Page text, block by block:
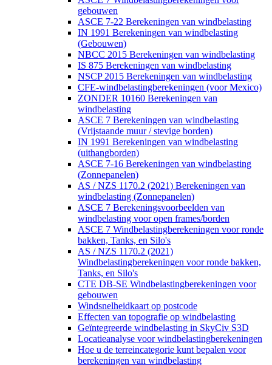
gebouwen
ASCE 7-22 Berekeningen van windbelasting
IN 1991 Berekeningen van windbelasting
(Gebouwen)
NBCC 2015 Berekeningen van windbelasting
IS 875 Berekeningen van windbelasting
NSCP 2015 Berekeningen van windbelasting
CFE-windbelastingberekeningen (voor Mexico)
ZONDER 10160 Berekeningen van
windbelasting
ASCE 7 Berekeningen van windbelasting
(Vrijstaande muur / stevige borden)
IN 1991 Berekeningen van windbelasting
(uithangborden)
ASCE 7-16 Berekeningen van windbelasting
(Zonnepanelen)
AS / NZS 1170.2 (2021) Berekeningen van
windbelasting (Zonnepanelen)
ASCE 7 Berekeningsvoorbeelden van
windbelasting voor open frames/borden
ASCE 7 Windbelastingberekeningen voor ronde
bakken, Tanks, en Silo's
AS / NZS 1170.2 (2021)
Windbelastingberekeningen voor ronde bakken,
Tanks, en Silo's
CTE DB-SE Windbelastingberekeningen voor
gebouwen
Windsnelheidkaart op postcode
Effecten van topografie op windbelasting
Geïntegreerde windbelasting in SkyCiv S3D
Locatieanalyse voor windbelastingberekeningen
Hoe u de terreincategorie kunt bepalen voor
berekeningen van windbelasting